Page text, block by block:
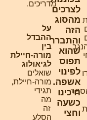
מדריכים.
ההבדל
בין
מורה-חיילת
לגיאולוג
שואלים
מורה-חיילת,
תגידי
מה
זה
הסלע